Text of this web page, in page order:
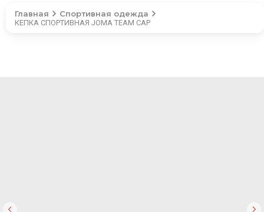
Главная Спортивная одежда
КЕПКА СПОРТИВНАЯ JOMA TEAM CAP